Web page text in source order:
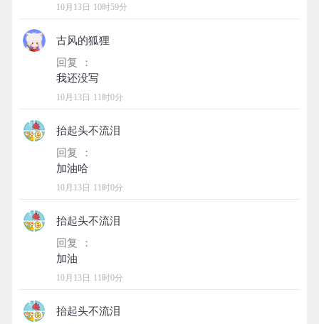
10月13日 10时59分
古风的狐狸
回复 ：
10月13日 11时0分
抬起头不流泪
回复 ：
10月13日 11时0分
抬起头不流泪
回复 ：
10月13日 11时0分
抬起头不流泪